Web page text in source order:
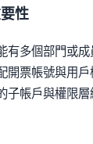
性
有多個部門或
開票帳號與用
子帳戶與權限